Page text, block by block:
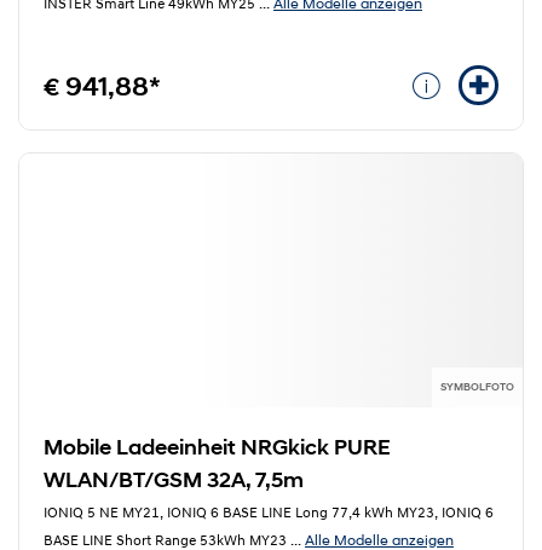
INSTER Smart Line 49kWh MY25 ...
€ 941,88*
SYMBOLFOTO
Mobile Ladeeinheit NRGkick PURE
WLAN/BT/GSM 32A, 7,5m
IONIQ 5 NE MY21, IONIQ 6 BASE LINE Long 77,4 kWh MY23, IONIQ 6
BASE LINE Short Range 53kWh MY23 ... Alle Modelle anzeigen